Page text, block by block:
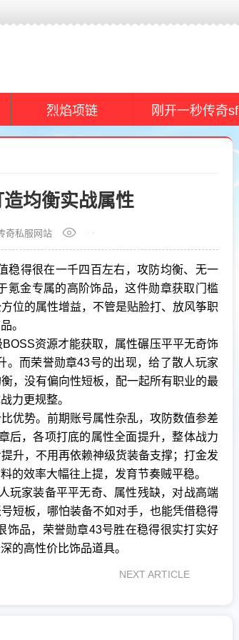
烈焰项链 刚开一秒传奇sf
均衡实战属性
奇私服网站
稳得很在一千四百左右，攻防均衡、无一
氪金专属的高阶饰品，这件勋章获取门槛
位的属性增益，不管是贴脸打、放风筝职
。
资源才能获取，属性碾压平平无奇饰
。而荣誉勋章43号的出现，给了散人玩家
，没有偏向性短板，配一起所有职业的最
力更规整。
优势。前期账号属性杂乱，攻防数值参差
后，各项打底的属性全面提升，整体战力
升，不用再依赖神级货装备支撑；打金发
的效率大幅往上提，发育节奏贼平稳。
玩家装备平平无奇、属性残缺，对战高端
短板，哪怕装备不如对手，也能凭借稳得
饰品，荣誉勋章43号胜在稳得很实打实好
的高性价比饰品道具。
NEXT ARTICLE